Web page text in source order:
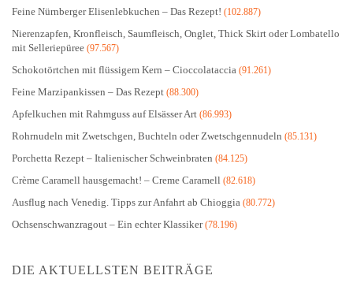
Feine Nürnberger Elisenlebkuchen – Das Rezept! (102.887)
Nierenzapfen, Kronfleisch, Saumfleisch, Onglet, Thick Skirt oder Lombatello
mit Selleriepüree (97.567)
Schokotörtchen mit flüssigem Kern – Cioccolataccia (91.261)
Feine Marzipankissen – Das Rezept (88.300)
Apfelkuchen mit Rahmguss auf Elsässer Art (86.993)
Rohrnudeln mit Zwetschgen, Buchteln oder Zwetschgennudeln (85.131)
Porchetta Rezept – Italienischer Schweinbraten (84.125)
Crème Caramell hausgemacht! – Creme Caramell (82.618)
Ausflug nach Venedig. Tipps zur Anfahrt ab Chioggia (80.772)
Ochsenschwanzragout – Ein echter Klassiker(78.196)
DIE AKTUELLSTEN BEITRÄGE